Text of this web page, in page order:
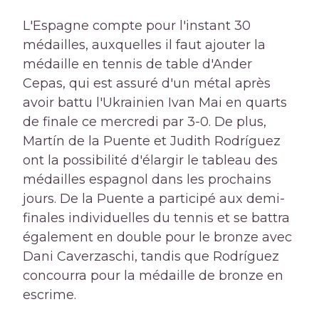
L'Espagne compte pour l'instant 30
médailles, auxquelles il faut ajouter la
médaille en tennis de table d'Ander
Cepas, qui est assuré d'un métal après
avoir battu l'Ukrainien Ivan Mai en quarts
de finale ce mercredi par 3-0. De plus,
Martín de la Puente et Judith Rodríguez
ont la possibilité d'élargir le tableau des
médailles espagnol dans les prochains
jours. De la Puente a participé aux demi-
finales individuelles du tennis et se battra
également en double pour le bronze avec
Dani Caverzaschi, tandis que Rodríguez
concourra pour la médaille de bronze en
escrime.